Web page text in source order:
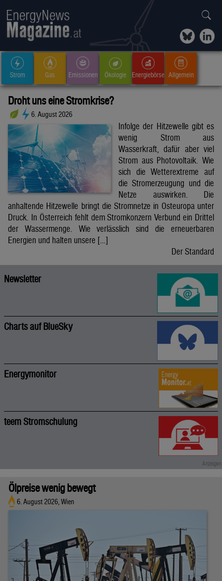
Strom Gas Emissionen Ökologie Energiebörse Allgemein
Droht uns eine Stromkrise?
6. August 2026
Infolge der Hitzewelle gibt es
wenig Strom aus
Wasserkraft, dafür aber viel
Strom aus Photovoltaik. Wie
sich die Wetterextreme auf
die Stromerzeugung und die
Netze auswirken. Die
anhaltende Hitzewelle bringt die Stromnetze in Osteuropa unter
Druck. In Österreich fehlt dem Stromkonzern Verbund ein Drittel
der Wassermenge. Wie verlässlich sind die erneuerbaren
Energien und halten unsere […]
Der Standard
Newsletter
Charts auf BlueSky
Energymonitor
teem Stromschulung
Ölpreise wenig bewegt
6. August 2026, Wien